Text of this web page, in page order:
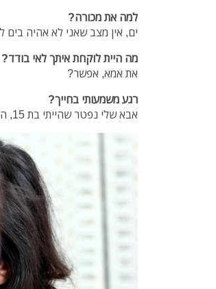
למה את מכורה?
ים, אין מצב שאני לא אהיה
מה היית לוקחת איתך לאי בודד?
את אמא, אפשר?
רגע משמעותי בחייך?
אבא שלי נפטר שהייתי בת 15, הרגע הכי קשה בחיי.